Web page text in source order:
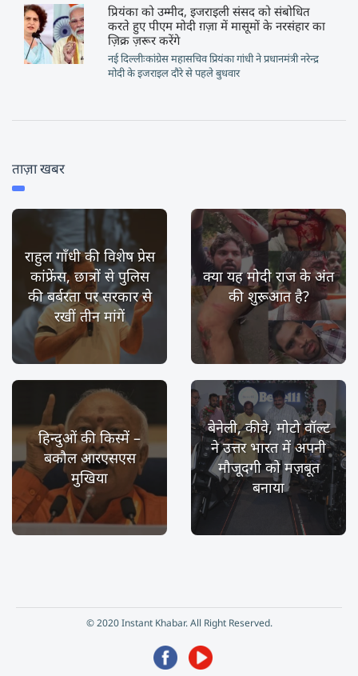
प्रियंका को उम्मीद, इजराइली संसद को संबोधित
करते हुए पीएम मोदी ग़ज़ा में मासूमों के नरसंहार का
ज़िक्र ज़रूर करेंगे
नई दिल्लीःकांग्रेस महासचिव प्रियंका गांधी ने प्रधानमंत्री नरेन्द्र
मोदी के इजराइल दौरे से पहले बुधवार
ताज़ा खबर
राहुल गाँधी की विशेष प्रेस
कांफ्रेंस, छात्रों से पुलिस
की बर्बरता पर सरकार से
रखीं तीन मांगें
क्या यह मोदी राज के अंत
की शुरूआत है?
हिन्दुओं की किस्में –
बकौल आरएसएस
मुखिया
बेनेली, कीवे, मोटो वॉल्ट
ने उत्तर भारत में अपनी
मौजूदगी को मज़बूत
बनाया
© 2020 Instant Khabar. All Right Reserved.